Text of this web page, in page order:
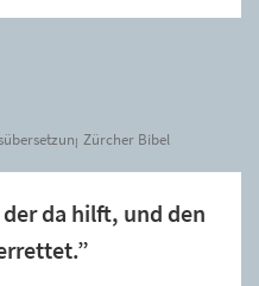
Zürcher Bibel
da hilft, und den